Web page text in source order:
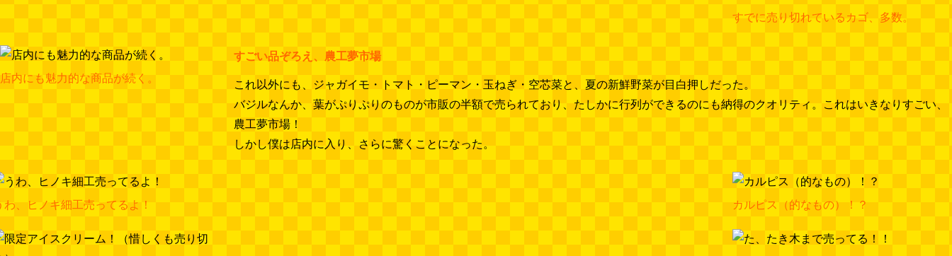
すでに売り切れているカゴ、多数。
店内にも魅力的な商品が続く。
すごい品ぞろえ、農工夢市場
これ以外にも、ジャガイモ・トマト・ピーマン・玉ねぎ・空芯菜と、夏の新鮮野菜が目白押しだった。
バジルなんか、葉がぷりぷりのものが市販の半額で売られており、たしかに行列ができるのにも納得のクオリティ。これはいきなりすごい、
農工夢市場！
しかし僕は店内に入り、さらに驚くことになった。
わ、ヒノキ細工売ってるよ！ カルピス（的なもの）！？